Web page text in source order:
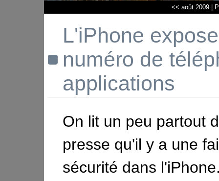
<< août 2009
L'iPhone
numéro de
applications
On lit un peu partout
presse qu'il y a une
sécurité dans